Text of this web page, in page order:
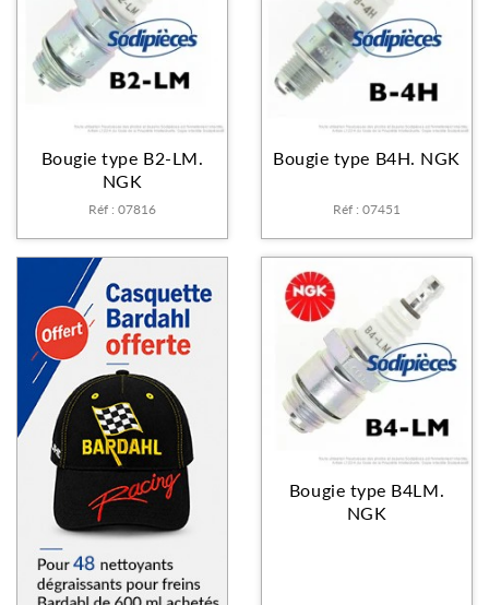
Bougie type B2-LM.
NGK
Réf : 07816
Bougie type B4H. NGK
Réf : 07451
Bougie type B4LM.
NGK